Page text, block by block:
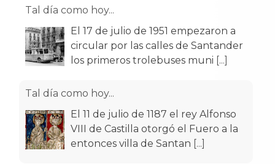
Tal día como hoy...
El 17 de julio de 1951 empezaron a
circular por las calles de Santander
los primeros trolebuses muni [...]
Tal día como hoy...
El 11 de julio de 1187 el rey Alfonso
VIII de Castilla otorgó el Fuero a la
entonces villa de Santan [...]